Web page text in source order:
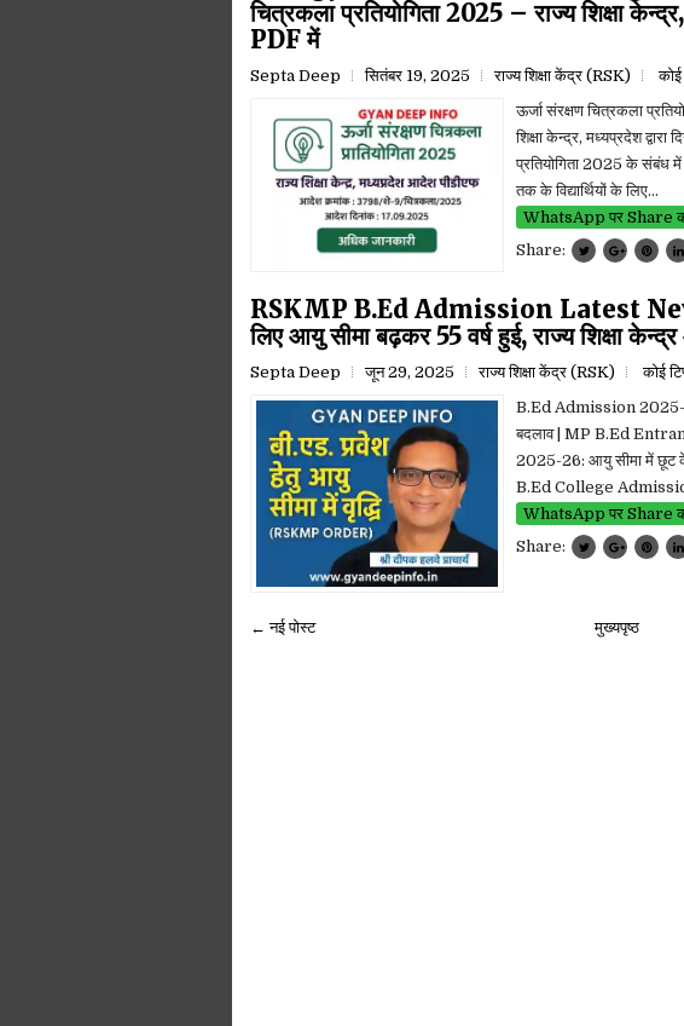
चित्रकला प्रतियोगिता 2025 – राज्य शिक्षा
PDF में
Septa Deep सितंबर 19, 2025 राज्य शिक्षा केंद्र (RSK)
कोई
ऊर्जा संरक्षण चित्रकला
शिक्षा केन्द्र, मध्यप्रदेश
प्रतियोगिता 2025 के संबंध में
तक के विद्यार्थियों के लिए...
WhatsApp पर Share
Share:
RSKMP B.Ed Admission Latest
लिए आयु सीमा बढ़कर 55 वर्ष हुई, राज्य शिक्षा
Septa Deep जून 29, 2025 राज्य शिक्षा केंद्र (RSK)
कोई
B.Ed Admission 2025-
बदलाव | MP B.Ed
2025-26: आयु सीमा में छूट
B.Ed College
WhatsApp पर Share
Share:
← नई पोस्ट मुख्यपृष्ठ